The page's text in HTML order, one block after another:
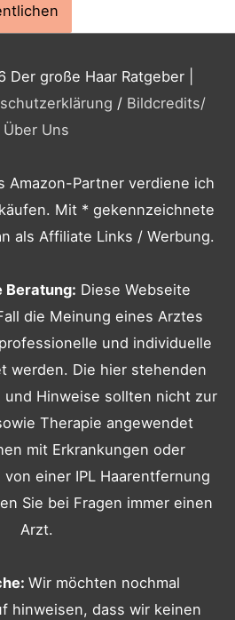
Der große Haar Ratgeber|
/ Bildcredits/
Über Uns
Amazon-Partner verdiene ich
Mit * gekennzeichnete
als Affiliate Links / Werbung.
Beratung: Diese Webseite
die Meinung eines Arztes
und individuelle
werden. Die hier stehenden
Hinweise sollten nicht zur
Therapie angewendet
mit Erkrankungen oder
einer IPL Haarentfernung
Sie bei Fragen immer einen
Arzt.
Wir möchten nochmal
hinweisen, dass wir keinen